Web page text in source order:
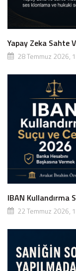
Yapay Zeka Sahte
28 Temmuz 2026,
IBAN Kullandırma
22 Temmuz 2026,